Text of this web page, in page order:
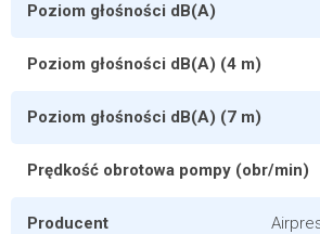
Poziom głośności dB(A)
Poziom głośności dB(A) (4 m)
Poziom głośności dB(A) (7 m)
Prędkość obrotowa pompy (obr/min)
Producent